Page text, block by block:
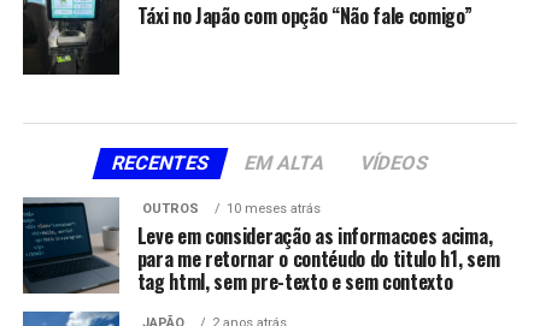
Táxi no Japão com opção “Não fale comigo”
RECENTES EM ALTA VÍDEOS
OUTROS 10 meses atrás
Leve em consideração as informacoes acima,
para me retornar o contéudo do titulo h1, sem
tag html, sem pre-texto e sem contexto